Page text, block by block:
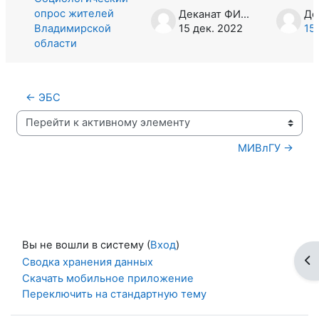
опрос жителей
Владимирской
области
Деканат ФИТР
15 дек. 2022
15
← ЭБС
Перейти к активному элементу
МИВлГУ →
Вы не вошли в систему (Вход)
Сводка хранения данных
Скачать мобильное приложение
Переключить на стандартную тему